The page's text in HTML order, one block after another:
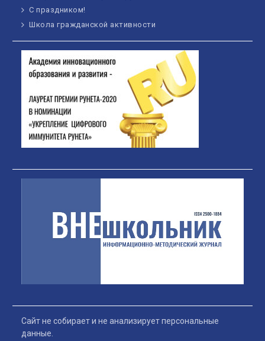
С праздником!
Школа гражданской активности
Сайт не собирает и не анализирует персональные
данные.